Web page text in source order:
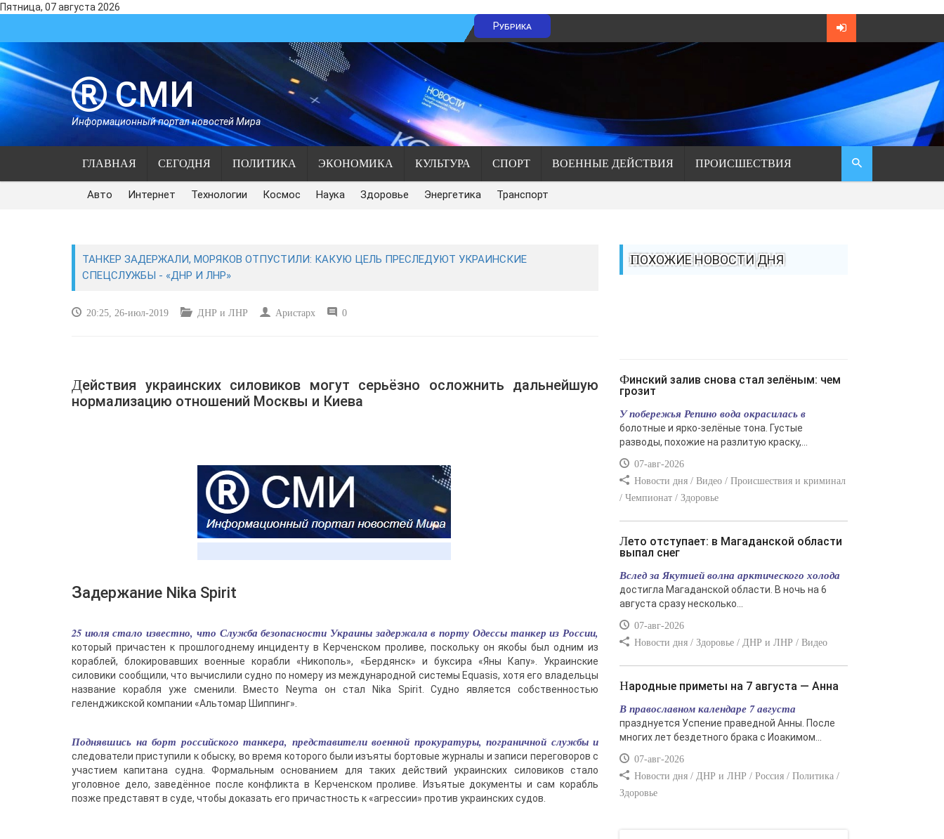
Пятница, 07 августа 2026
Рубрика
СМИ
Информационный портал новостей Мира
ГЛАВНАЯ СЕГОДНЯ ПОЛИТИКА ЭКОНОМИКА КУЛЬТУРА СПОРТ ВОЕННЫЕ ДЕЙСТВИЯ ПРОИСШЕСТВИЯ
Авто Интернет Технологии Космос Наука Здоровье Энергетика Транспорт
ТАНКЕР ЗАДЕРЖАЛИ, МОРЯКОВ ОТПУСТИЛИ: КАКУЮ ЦЕЛЬ ПРЕСЛЕДУЮТ УКРАИНСКИЕ
СПЕЦСЛУЖБЫ - «ДНР И ЛНР»
20:25, 26-июл-2019 ДНР и ЛНР Аристарх 0
Действия украинских силовиков могут серьёзно осложнить дальнейшую
нормализацию отношений Москвы и Киева
Задержание Nika Spirit
25 июля стало известно, что Служба безопасности Украины задержала в порту Одессы танкер из России,
который причастен к прошлогоднему инциденту в Керченском проливе, поскольку он якобы был одним из
кораблей, блокировавших военные корабли «Никополь», «Бердянск» и буксира «Яны Капу». Украинские
силовики сообщили, что вычислили судно по номеру из международной системы Equasis, хотя его владельцы
название корабля уже сменили. Вместо Neyma он стал Nika Spirit. Судно является собственностью
геленджикской компании «Альтомар Шиппинг».
Поднявшись на борт российского танкера, представители военной прокуратуры, пограничной службы и
следователи приступили к обыску, во время которого были изъяты бортовые журналы и записи переговоров с
участием капитана судна. Формальным основанием для таких действий украинских силовиков стало
уголовное дело, заведённое после конфликта в Керченском проливе. Изъятые документы и сам корабль
позже представят в суде, чтобы доказать его причастность к «агрессии» против украинских судов.
ПОХОЖИЕ НОВОСТИ ДНЯ
Финский залив снова стал зелёным: чем
грозит
У побережья Репино вода окрасилась в
болотные и ярко-зелёные тона. Густые
разводы, похожие на разлитую краску,...
07-авг-2026
Новости дня / Видео / Происшествия и криминал
/ Чемпионат / Здоровье
Лето отступает: в Магаданской области
выпал снег
Вслед за Якутией волна арктического холода
достигла Магаданской области. В ночь на 6
августа сразу несколько...
07-авг-2026
Новости дня / Здоровье / ДНР и ЛНР / Видео
Народные приметы на 7 августа — Анна
В православном календаре 7 августа
празднуется Успение праведной Анны. После
многих лет бездетного брака с Иоакимом...
07-авг-2026
Новости дня / ДНР и ЛНР / Россия / Политика /
Здоровье